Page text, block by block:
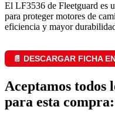
El LF3536 de Fleetguard es
para proteger motores de
eficiencia y mayor
📄 DESCARGAR FICHA
Aceptamos todos
para esta compra: